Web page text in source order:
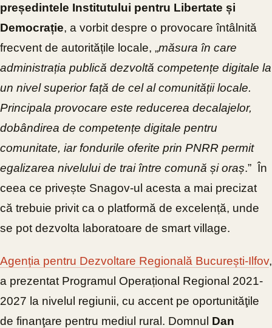
președintele Institutului pentru Libertate și
Democrație, a vorbit despre o provocare întâlnită
frecvent de autoritățile locale, „măsura în care
administrația publică dezvoltă competențe digitale la
un nivel superior față de cel al comunității locale.
Principala provocare este reducerea decalajelor,
dobândirea de competențe digitale pentru
comunitate, iar fondurile oferite prin PNRR permit
egalizarea nivelului de trai între comună și oraș.” În
ceea ce privește Snagov-ul acesta a mai precizat
că trebuie privit ca o platformă de excelență, unde
se pot dezvolta laboratoare de smart village.
Agenția pentru Dezvoltare Regională București-Ilfov,
a prezentat Programul Operațional Regional 2021-
2027 la nivelul regiunii, cu accent pe oportunităţile
de finanţare pentru mediul rural. Domnul Dan